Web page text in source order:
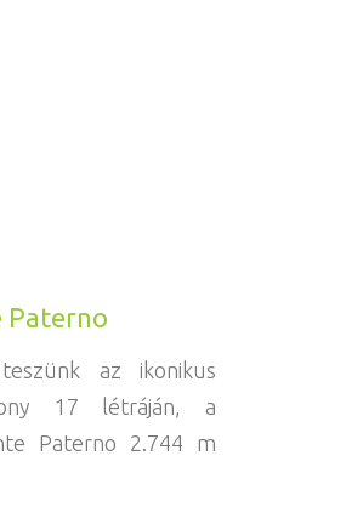
Paterno
az ikonikus
17 létráján, a
Paterno 2.744 m